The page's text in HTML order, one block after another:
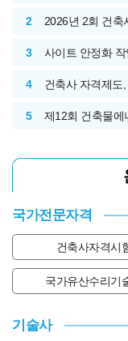
2 2026년 2회 건축
3 사이트 안정화 작
4 건축사 자격제도
5 제12회 건축물에너
국가전문자격
건축사자격시
국가유산수리기
기술사